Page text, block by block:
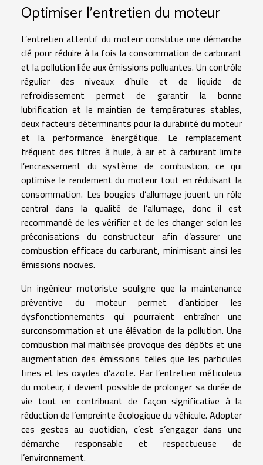
Optimiser l’entretien du moteur
L’entretien attentif du moteur constitue une démarche
clé pour réduire à la fois la consommation de carburant
et la pollution liée aux émissions polluantes. Un contrôle
régulier des niveaux d’huile et de liquide de
refroidissement permet de garantir la bonne
lubrification et le maintien de températures stables,
deux facteurs déterminants pour la durabilité du moteur
et la performance énergétique. Le remplacement
fréquent des filtres à huile, à air et à carburant limite
l’encrassement du système de combustion, ce qui
optimise le rendement du moteur tout en réduisant la
consommation. Les bougies d’allumage jouent un rôle
central dans la qualité de l’allumage, donc il est
recommandé de les vérifier et de les changer selon les
préconisations du constructeur afin d’assurer une
combustion efficace du carburant, minimisant ainsi les
émissions nocives.
Un ingénieur motoriste souligne que la maintenance
préventive du moteur permet d’anticiper les
dysfonctionnements qui pourraient entraîner une
surconsommation et une élévation de la pollution. Une
combustion mal maîtrisée provoque des dépôts et une
augmentation des émissions telles que les particules
fines et les oxydes d’azote. Par l’entretien méticuleux
du moteur, il devient possible de prolonger sa durée de
vie tout en contribuant de façon significative à la
réduction de l’empreinte écologique du véhicule. Adopter
ces gestes au quotidien, c’est s’engager dans une
démarche responsable et respectueuse de
l’environnement.